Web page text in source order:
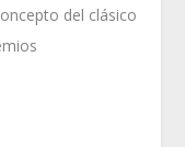
del clásico